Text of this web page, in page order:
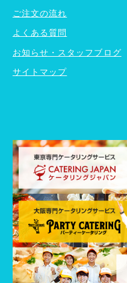
ご注文の流れ
よくある質問
お知らせ・スタッフブログ
サイトマップ